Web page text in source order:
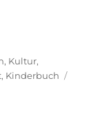
tolle
, Kultur,
, Kinderbuch